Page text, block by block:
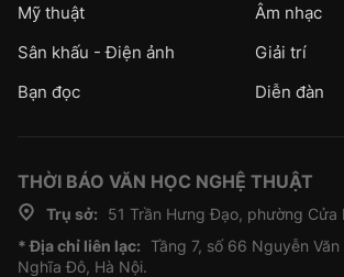
Mỹ thuật
Âm nhạc
Sân khấu - Điện ảnh
Giải trí
Bạn đọc
Diễn đàn
THỜI BÁO VĂN HỌC NGHỆ THUẬT
Trụ sở:
51 Trần Hưng Đạo, phường Cửa
* Địa chỉ liên lạc: Tầng 7, số 66 Nguyễn
Nghĩa Đô, Hà Nội.